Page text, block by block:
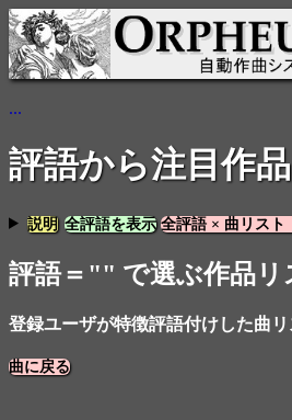
...
評語から注目作
説明 全評語を表示 全評語 × 曲リスト
評語＝"" で選ぶ作品リ
登録ユーザが特徴評語付けした曲リ
曲に戻る